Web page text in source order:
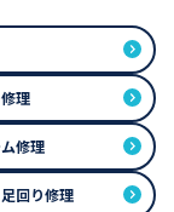
理
修理
回り修理